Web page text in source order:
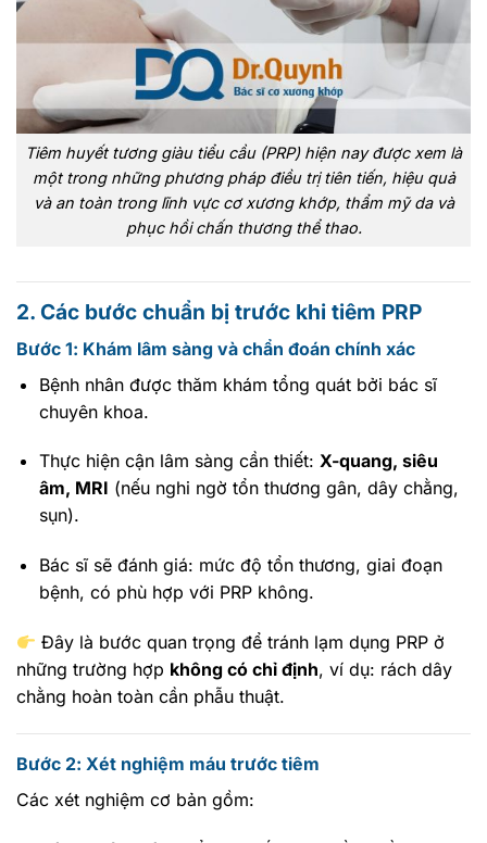
Tiêm huyết tương giàu tiểu cầu (PRP) hiện nay được xem là
một trong những phương pháp điều trị tiên tiến, hiệu quả
và an toàn trong lĩnh vực cơ xương khớp, thẩm mỹ da và
phục hồi chấn thương thể thao.
2. Các bước chuẩn bị trước khi tiêm PRP
Bước 1: Khám lâm sàng và chẩn đoán chính xác
Bệnh nhân được thăm khám tổng quát bởi bác sĩ
chuyên khoa.
Thực hiện cận lâm sàng cần thiết: X-quang, siêu
âm, MRI (nếu nghi ngờ tổn thương gân, dây chằng,
sụn).
Bác sĩ sẽ đánh giá: mức độ tổn thương, giai đoạn
bệnh, có phù hợp với PRP không.
Đây là bước quan trọng để tránh lạm dụng PRP ở
những trường hợp không có chỉ định, ví dụ: rách dây
chằng hoàn toàn cần phẫu thuật.
Bước 2: Xét nghiệm máu trước tiêm
Các xét nghiệm cơ bản gồm: